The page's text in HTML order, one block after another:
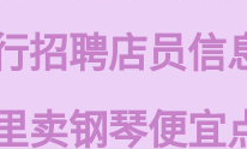
招聘店员信
卖钢琴便宜